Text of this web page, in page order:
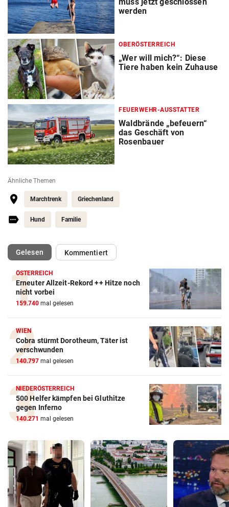
werden
OBERÖSTERREICH
„Wer will mich?“: Diese
Tiere haben kein Zuhause
FEUERWEHR-AUSSTATTER
Waldbrände „befeuern“
das Geschäft von
Rosenbauer
Ähnliche Themen
Marchtrenk Griechenland
Hund Familie
Gelesen(ausgewählt)Kommentiert
ÖSTERREICH
Erneuter Allzeit-Rekord ++ Hitze noch
nicht vorbei
159.740 mal gelesen
WIEN
Cobra stürmt Dorotheum, Täter ist
verschwunden
140.797 mal gelesen
NIEDERÖSTERREICH
500 Helfer kämpfen bei Gluthitze
gegen Inferno
140.271 mal gelesen